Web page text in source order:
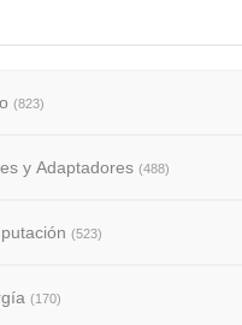
(823)
y Adaptadores(488)
(523)
(170)